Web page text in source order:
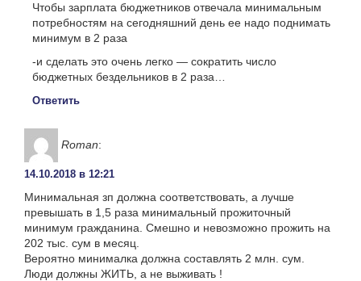
Чтобы зарплата бюджетников отвечала минимальным
потребностям на сегодняшний день ее надо поднимать
минимум в 2 раза
-и сделать это очень легко — сократить число
бюджетных бездельников в 2 раза…
Ответить
Roman:
14.10.2018 в 12:21
Минимальная зп должна соответствовать, а лучше
превышать в 1,5 раза минимальный прожиточный
минимум гражданина. Смешно и невозможно прожить на
202 тыс. сум в месяц.
Вероятно минималка должна составлять 2 млн. сум.
Люди должны ЖИТЬ, а не выживать !